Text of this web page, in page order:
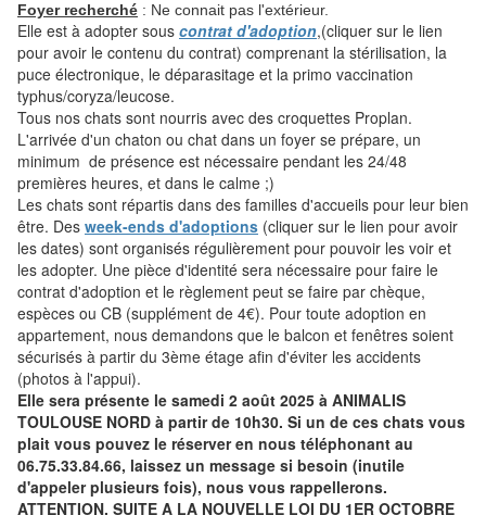
Foyer recherché : Ne connait pas l'extérieur.
Elle est à adopter sous contrat d'adoption,(cliquer sur le lien
pour avoir le contenu du contrat) comprenant la stérilisation, la
puce électronique, le déparasitage et la primo vaccination
typhus/coryza/leucose.
Tous nos chats sont nourris avec des croquettes Proplan.
L'arrivée d'un chaton ou chat dans un foyer se prépare, un
minimum de présence est nécessaire pendant les 24/48
premières heures, et dans le calme ;)
Les chats sont répartis dans des familles d'accueils pour leur bien
être. Des week-ends d'adoptions (cliquer sur le lien pour avoir
les dates) sont organisés régulièrement pour pouvoir les voir et
les adopter. Une pièce d'identité sera nécessaire pour faire le
contrat d'adoption et le règlement peut se faire par chèque,
espèces ou CB (supplément de 4€). Pour toute adoption en
appartement, nous demandons que le balcon et fenêtres soient
sécurisés à partir du 3ème étage afin d'éviter les accidents
(photos à l'appui).
Elle sera présente le samedi 2 août 2025 à ANIMALIS
TOULOUSE NORD à partir de 10h30. Si un de ces chats vous
plait vous pouvez le réserver en nous téléphonant au
06.75.33.84.66, laissez un message si besoin (inutile
d'appeler plusieurs fois), nous vous rappellerons.
ATTENTION, SUITE A LA NOUVELLE LOI DU 1ER OCTOBRE